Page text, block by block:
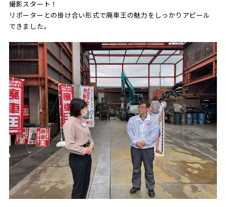
撮影スタート！
リポーターとの掛け合い形式で廃車王の魅力をしっかりアピール
できました。